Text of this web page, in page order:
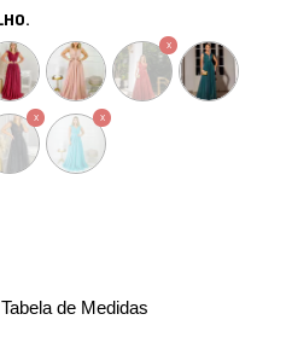
Tabela de Medidas